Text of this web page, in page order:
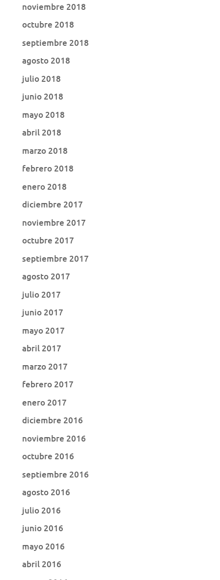
noviembre 2018
octubre 2018
septiembre 2018
agosto 2018
julio 2018
junio 2018
mayo 2018
abril 2018
marzo 2018
febrero 2018
enero 2018
diciembre 2017
noviembre 2017
octubre 2017
septiembre 2017
agosto 2017
julio 2017
junio 2017
mayo 2017
abril 2017
marzo 2017
febrero 2017
enero 2017
diciembre 2016
noviembre 2016
octubre 2016
septiembre 2016
agosto 2016
julio 2016
junio 2016
mayo 2016
abril 2016